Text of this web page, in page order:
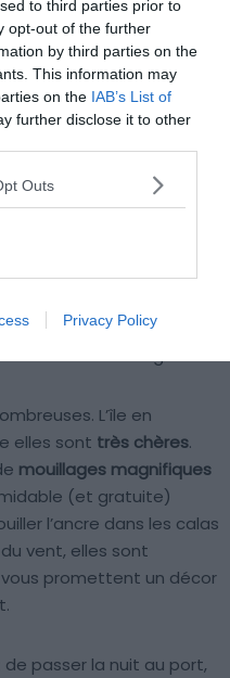
to third parties prior to
opt-out of the further
by third parties on the
This information may
on the IAB’s List of
further disclose it to other
Outs
Privacy Policy
Shutterstock – Mariusz Stanosz
sont des lieux très prisés
et d’été. Et si vous louez
Cette fréquentation
L’île en
elles sont très chères.
mouillages magnifiques
(et gratuite)
l’ancre dans les calas
vent, elles sont
promettent un décor
de passer la nuit au port,